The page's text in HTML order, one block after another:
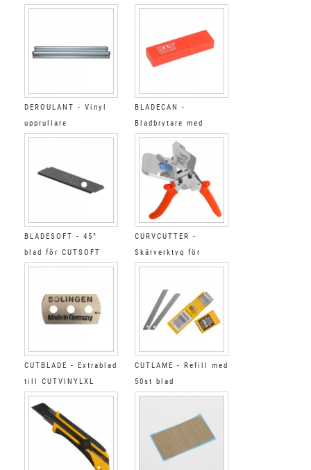
DEROULANT - Vinyl
upprullare
BLADECAN -
Bladbrytare med
behållare
BLADESOFT - 45°
blad för CUTSOFT
CURVCUTTER -
Skärverktyg för
rundade hörn
CUTBLADE - Extrablad
till CUTVINYLXL
CUTLAME - Refill med
50st blad